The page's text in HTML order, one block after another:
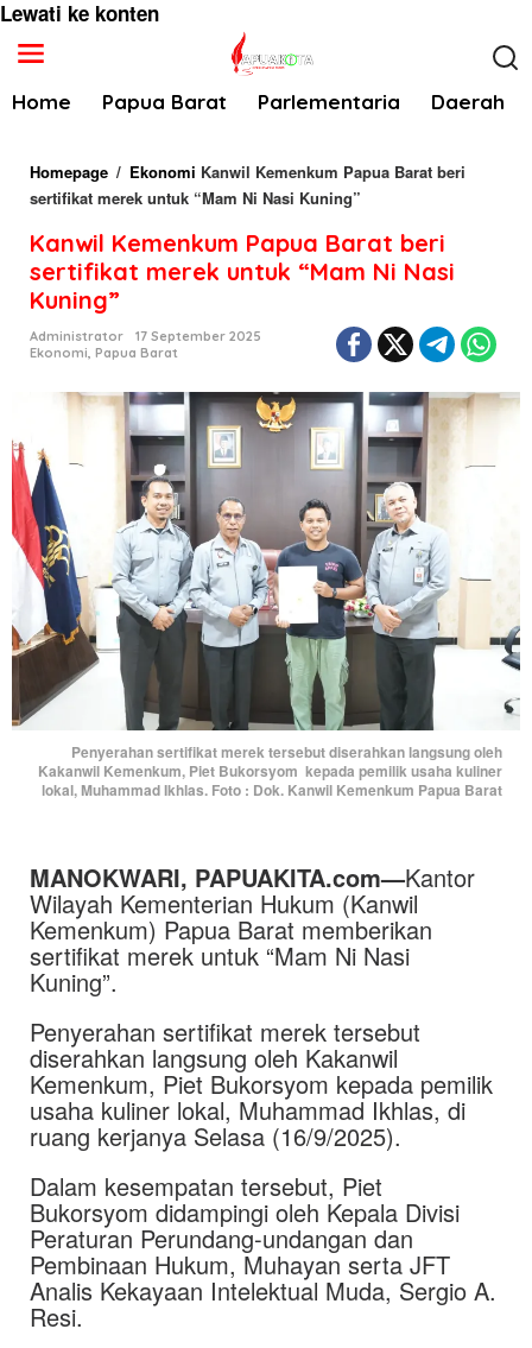
Lewati ke konten
Home Papua Barat Parlementaria Daerah
Homepage / Ekonomi Kanwil Kemenkum Papua Barat beri
sertifikat merek untuk “Mam Ni Nasi Kuning”
Kanwil Kemenkum Papua Barat beri
sertifikat merek untuk “Mam Ni Nasi
Kuning”
Administrator
17 September 2025
Ekonomi, Papua Barat
Penyerahan sertifikat merek tersebut diserahkan langsung oleh
Kakanwil Kemenkum, Piet Bukorsyom kepada pemilik usaha kuliner
lokal, Muhammad Ikhlas. Foto : Dok. Kanwil Kemenkum Papua Barat
MANOKWARI, PAPUAKITA.com—Kantor
Wilayah Kementerian Hukum (Kanwil
Kemenkum) Papua Barat memberikan
sertifikat merek untuk “Mam Ni Nasi
Kuning”.
Penyerahan sertifikat merek tersebut
diserahkan langsung oleh Kakanwil
Kemenkum, Piet Bukorsyom kepada pemilik
usaha kuliner lokal, Muhammad Ikhlas, di
ruang kerjanya Selasa (16/9/2025).
Dalam kesempatan tersebut, Piet
Bukorsyom didampingi oleh Kepala Divisi
Peraturan Perundang-undangan dan
Pembinaan Hukum, Muhayan serta JFT
Analis Kekayaan Intelektual Muda, Sergio A.
Resi.